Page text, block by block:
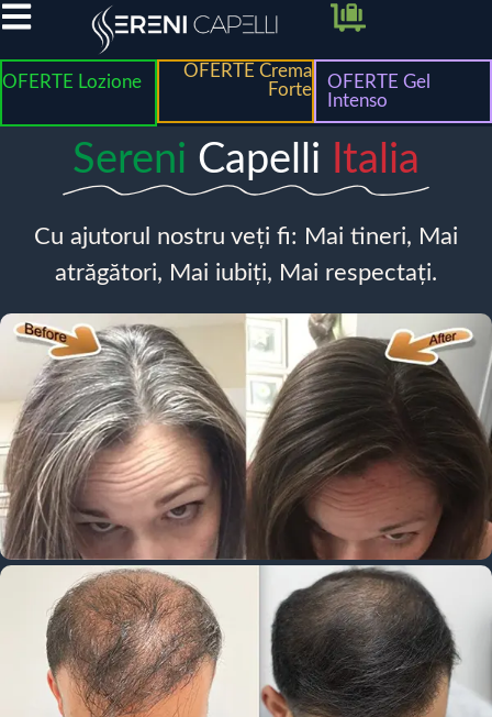
OFERTE Lozione
OFERTE Crema
Forte
OFERTE Gel
Intenso
Sereni Capelli Italia
Cu ajutorul nostru veți fi: Mai tineri, Mai
atrăgători, Mai iubiți, Mai respectați.